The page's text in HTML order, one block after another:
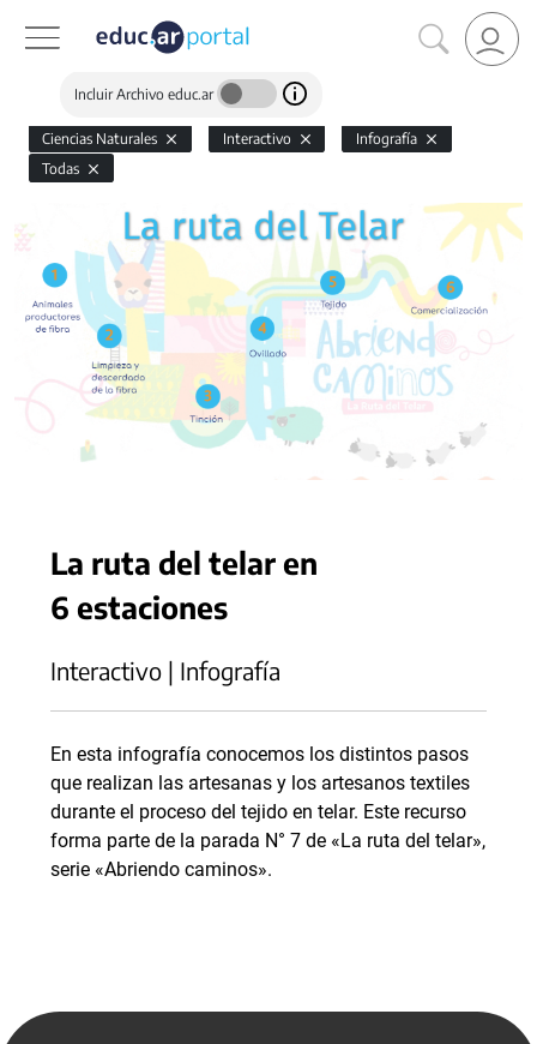
Incluir Archivo educ.ar
Ciencias Naturales Interactivo
Infografía
Todas
La ruta del telar en
6 estaciones
Interactivo | Infografía
En esta infografía conocemos los distintos pasos
que realizan las artesanas y los artesanos textiles
durante el proceso del tejido en telar. Este recurso
forma parte de la parada N° 7 de «La ruta del telar»,
serie «Abriendo caminos».